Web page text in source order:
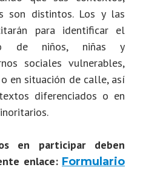
son distintos. Los y las
para identificar el
de niños, niñas y
sociales vulnerables,
en situación de calle, así
diferenciados o en
en participar deben
enlace: Formulario